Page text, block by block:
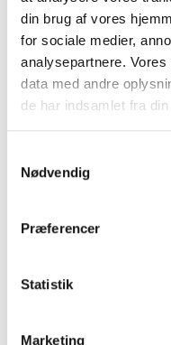
din brug af vores
for sociale medier,
analysepartnere.
data med andre
de har indsamlet fra
Nødvendig
Præferencer
Statistik
Marketing
Robustez